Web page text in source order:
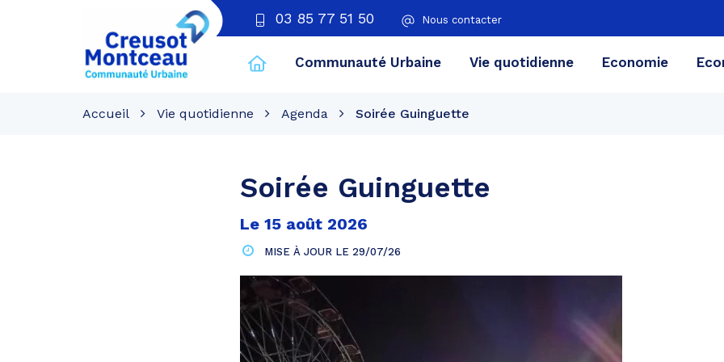
03 85 77 51 50 Nous contacter
Creusot
Montceau
Communauté Urbaine Vie quotidienne Economie
Accueil Vie quotidienne Agenda Soirée Guinguette
Soirée Guinguette
Le 15 août 2026
MISE À JOUR LE 29/07/26